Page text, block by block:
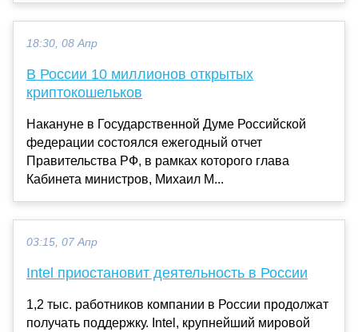
18:30, 08 Апр
В России 10 миллионов открытых
криптокошельков
Накануне в Государственной Думе Российской
федерации состоялся ежегодный отчет
Правительства РФ, в рамках которого глава
Кабинета министров, Михаил М...
03:15, 07 Апр
Intel приостановит деятельность в России
1,2 тыс. работников компании в России продолжат
получать поддержку. Intel, крупнейший мировой